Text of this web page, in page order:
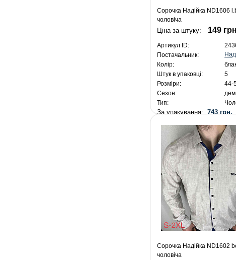
Сорочка Надійка ND1606
чоловіча
Ціна за штуку: 149
Артикул ID:
Постачальник:
Колір:
Штук в упаковці:
5
Розміри:
44-
Сезон:
демі
Тип:
За упакування:743 грн.
Сорочка Надійка ND1602
чоловіча